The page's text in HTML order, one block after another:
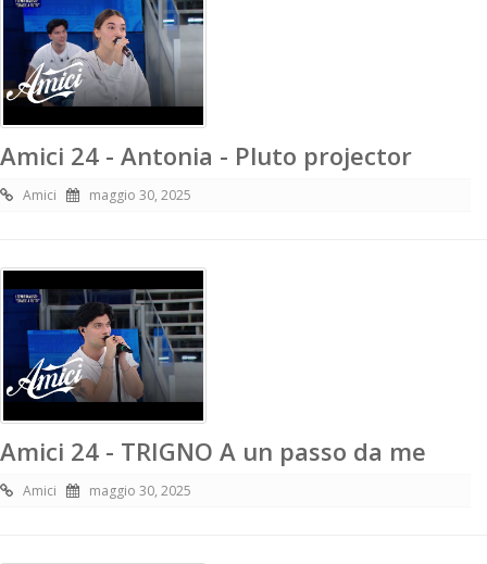
Amici 24 - Antonia - Pluto projector
Amici maggio 30, 2025
Amici 24 - TRIGNO A un passo da me
Amici maggio 30, 2025